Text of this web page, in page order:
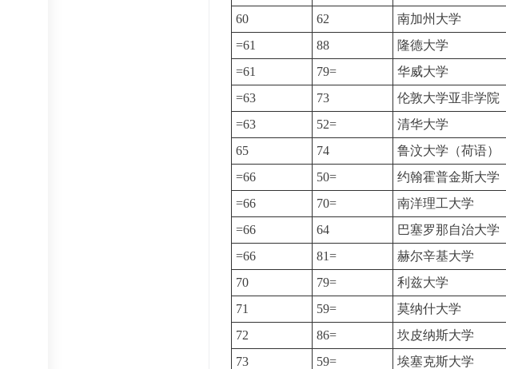
60
62 南加州大学
=61
88 隆德大学
=61
79= 华威大学
=63
73 伦敦大学亚非学院
=63
52= 清华大学
65
74 鲁汶大学（荷语）
=66
50= 约翰霍普金斯大学
=66
70= 南洋理工大学
=66
64 巴塞罗那自治大学
=66
81= 赫尔辛基大学
70
79= 利兹大学
71
59= 莫纳什大学
72
86= 坎皮纳斯大学
73
59= 埃塞克斯大学